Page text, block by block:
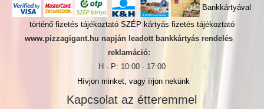
Bankkártyával
történő fizetés tájékoztató SZÉP kártyás fizetés tájékoztató
www.pizzagigant.hu napján leadott bankkártyás rendelés
reklamáció:
H - P: 10:00 - 17:00
Hívjon minket, vagy írjon nekünk
Kapcsolat az étteremmel